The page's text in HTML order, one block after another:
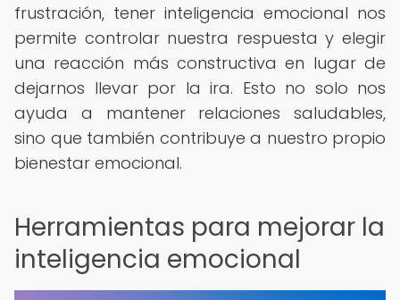
frustración, tener inteligencia emocional nos
permite controlar nuestra respuesta y elegir
una reacción más constructiva en lugar de
dejarnos llevar por la ira. Esto no solo nos
ayuda a mantener relaciones saludables,
sino que también contribuye a nuestro propio
bienestar emocional.
Herramientas para mejorar la
inteligencia emocional